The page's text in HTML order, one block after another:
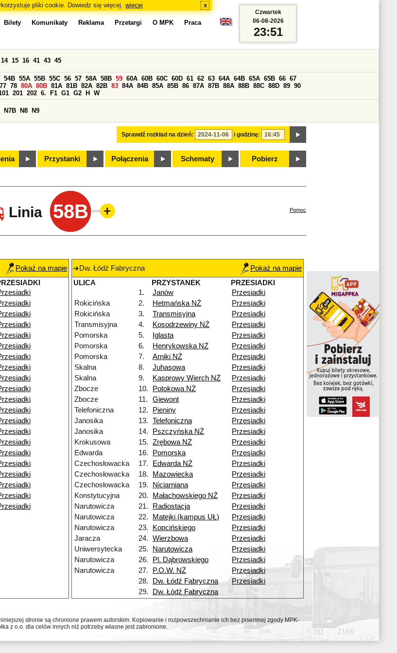
pliki cookie. Dowiedz się więcej. więcej x
Bilety Komunikaty Reklama Przetargi O MPK Praca
Sprawdź rozkład na dzień: i godzinę:
14 15 16 41 43 45
54B 55A 55B 55C 56 57 58A 58B 59 60A 60B 60C 60D 61 62 63 64A 64B 65A 65B 66 67
77 78 80A 80B 81A 81B 82A 82B 83 84A 84B 85A 85B 86 87A 87B 88A 88B 88C 88D 89 90
201 202 6. F1 G1 G2 H W
N7B N8 N9
Przystanki Połączenia Schematy Pobierz
Czwartek
06-08-2026
23:51
Linia 58B Pomoc
Pokaż na mapie
Dw. Łódź Fabryczna
Pokaż na mapie
ULICA
PRZYSTANEK
PRZESIADKI
1.
Janów
Przesiadki
Rokicińska
2. Hetmańska NŻ
Przesiadki
Rokicińska
3. Transmisyjna
Przesiadki
Transmisyjna
4. Kosodrzewiny NŻ
Przesiadki
Pomorska
5. Iglasta
Przesiadki
Pomorska
6. Henrykowska NŻ
Przesiadki
Pomorska
7. Arniki NŻ
Przesiadki
Skalna
8. Juhasowa
Przesiadki
Skalna
9. Kasprowy Wierch NŻ
Przesiadki
Zbocze
10. Potokowa NŻ
Przesiadki
Zbocze
11. Giewont
Przesiadki
Telefoniczna
12. Pieniny
Przesiadki
Janosika
13. Telefoniczna
Przesiadki
Janosika
14. Pszczyńska NŻ
Przesiadki
Krokusowa
15. Zrębowa NŻ
Przesiadki
Edwarda
16. Pomorska
Przesiadki
Czechosłowacka
17. Edwarda NŻ
Przesiadki
Czechosłowacka
18. Mazowiecka
Przesiadki
Czechosłowacka
19. Niciarniana
Przesiadki
Konstytucyjna
20. Małachowskiego NŻ
Przesiadki
Narutowicza
21. Radiostacja
Przesiadki
Narutowicza
22. Matejki (kampus UŁ)
Przesiadki
Narutowicza
23. Kopcińskiego
Przesiadki
Jaracza
24. Wierzbowa
Przesiadki
Uniwersytecka
25. Narutowicza
Przesiadki
Narutowicza
26. Pl. Dąbrowskiego
Przesiadki
Narutowicza
27. P.O.W. NŻ
Przesiadki
28.
Dw. Łódź Fabryczna
Przesiadki
29.
Dw. Łódź Fabryczna
stronie są chronione prawem autorskim. Kopiowanie i rozpowszechnianie ich bez pisemnej zgody MPK-
z o.o. dla celów innych niż potrzeby własne jest zabronione.